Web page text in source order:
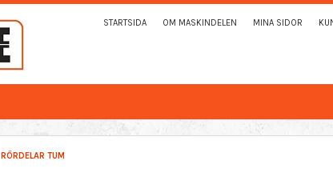
STARTSIDA OM MASKINDELEN MINA SIDOR
RÖRDELAR TUM